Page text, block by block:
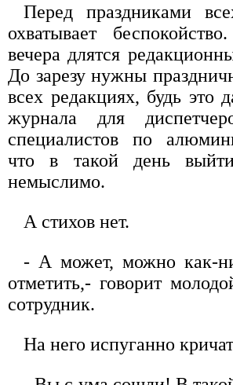
Перед праздниками
охватывает
вечера длятся
До зарезу нужны
всех редакциях, будь это
журнала для
специалистов по
что в такой день
немыслимо.
А стихов нет.
- А может, можно как-
отметить,- говорит
сотрудник.
На него испуганно